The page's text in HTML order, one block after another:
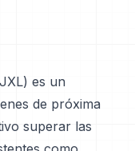
es un
de próxima
superar las